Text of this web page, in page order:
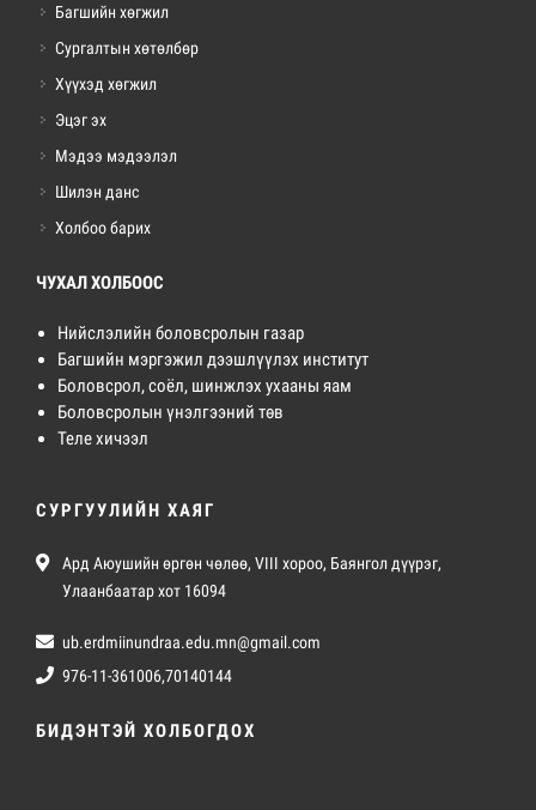
Багшийн хөгжил
Сургалтын хөтөлбөр
Хүүхэд хөгжил
Эцэг эх
Мэдээ мэдээлэл
Шилэн данс
Холбоо барих
ЧУХАЛ ХОЛБООС
Нийслэлийн боловсролын газар
Багшийн мэргэжил дээшлүүлэх институт
Боловсрол, соёл, шинжлэх ухааны яам
Боловсролын үнэлгээний төв
Теле хичээл
СУРГУУЛИЙН ХАЯГ
Ард Аюушийн өргөн чөлөө, VIII хороо, Баянгол дүүрэг,
Улаанбаатар хот 16094
ub.erdmiinundraa.edu.mn@gmail.com
976-11-361006,70140144
БИДЭНТЭЙ ХОЛБОГДОХ